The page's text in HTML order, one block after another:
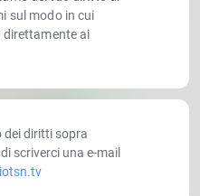
sul modo in cui
ai
dei diritti sopra
scriverci una e-mail